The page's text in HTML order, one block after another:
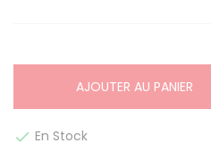
AJOUTER AU PANIER
 En Stock